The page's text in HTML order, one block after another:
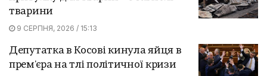
тварини
9 СЕРПНЯ, 2026 / 15:13
Депутатка в Косові кинула яйця в
прем'єра на тлі політичної кризи